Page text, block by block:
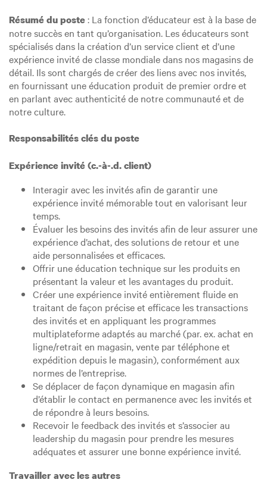
Résumé du poste: La fonction d’éducateur est à la base de
notre succès en tant qu’organisation. Les éducateurs sont
spécialisés dans la création d’un service client et d’une
expérience invité de classe mondiale dans nos magasins de
détail. Ils sont chargés de créer des liens avec nos invités,
en fournissant une éducation produit de premier ordre et
en parlant avec authenticité de notre communauté et de
notre culture.
Responsabilités clés du poste
Expérience invité (c.-à-.d. client)
Interagir avec les invités afin de garantir une
expérience invité mémorable tout en valorisant leur
temps.
Évaluer les besoins des invités afin de leur assurer une
expérience d’achat, des solutions de retour et une
aide personnalisées et efficaces.
Offrir une éducation technique sur les produits en
présentant la valeur et les avantages du produit.
Créer une expérience invité entièrement fluide en
traitant de façon précise et efficace les transactions
des invités et en appliquant les programmes
multiplateforme adaptés au marché (par. ex. achat en
ligne/retrait en magasin, vente par téléphone et
expédition depuis le magasin), conformément aux
normes de l’entreprise.
Se déplacer de façon dynamique en magasin afin
d’établir le contact en permanence avec les invités et
de répondre à leurs besoins.
Recevoir le feedback des invités et s’associer au
leadership du magasin pour prendre les mesures
adéquates et assurer une bonne expérience invité.
Travailler avec les autres